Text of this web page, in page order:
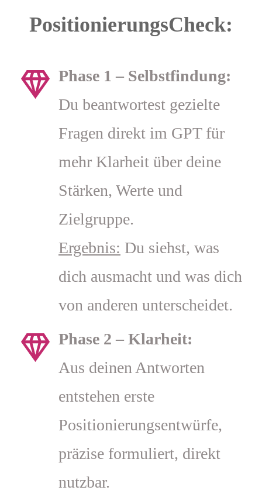
PositionierungsCheck:
Phase 1 – Selbstfindung:
Du beantwortest gezielte
Fragen direkt im GPT für
mehr Klarheit über deine
Stärken, Werte und
Zielgruppe.
Ergebnis: Du siehst, was
dich ausmacht und was dich
von anderen unterscheidet.
Phase 2 – Klarheit:
Aus deinen Antworten
entstehen erste
Positionierungsentwürfe,
präzise formuliert, direkt
nutzbar.